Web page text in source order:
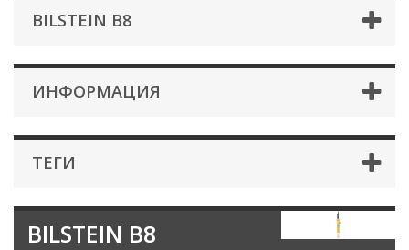
BILSTEIN B8
ИНФОРМАЦИЯ
ТЕГИ
BILSTEIN B8